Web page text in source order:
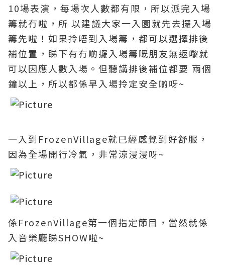
10場表演，每場次人數都有限，所以派完入場
籌就冇啦，所 以建議大家一入園就先去攞入場
籌先啦！如果拎唔到入場籌，都可以選擇排後
補位置，睇下有冇啲攞入場籌嘅朋友無返嚟就
可以因應人數入場。但聽講排後補位都要 兩個
鐘以上，所以都係早入場拎定安全啲呀~
一入到FrozenVillage就已經感覺到好舒服，
因為全場開行冷氣，非常涼浸浸呀~
係FrozenVillage第一個指定節目 ，當然就係
入音樂廳睇SHOW啦~